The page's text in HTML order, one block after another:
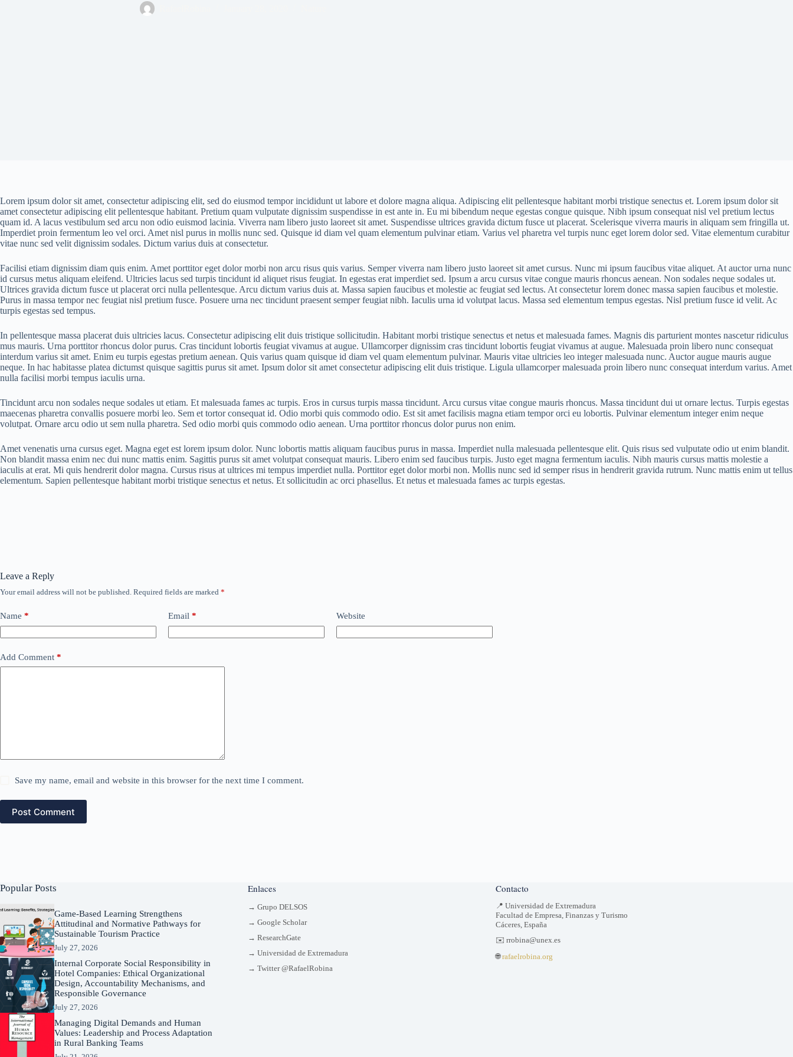
Lorem ipsum dolor sit amet, consectetur adipiscing elit, sed do eiusmod tempor incididunt ut labore et dolore magna aliqua. Adipiscing elit pellentesque habitant morbi tristique senectus et. Lorem ipsum dolor sit
amet consectetur adipiscing elit pellentesque habitant. Pretium quam vulputate dignissim suspendisse in est ante in. Eu mi bibendum neque egestas congue quisque. Nibh ipsum consequat nisl vel pretium lectus
quam id. A lacus vestibulum sed arcu non odio euismod lacinia. Viverra nam libero justo laoreet sit amet. Suspendisse ultrices gravida dictum fusce ut placerat. Scelerisque viverra mauris in aliquam sem fringilla ut.
Imperdiet proin fermentum leo vel orci. Amet nisl purus in mollis nunc sed. Quisque id diam vel quam elementum pulvinar etiam. Varius vel pharetra vel turpis nunc eget lorem dolor sed. Vitae elementum curabitur
vitae nunc sed velit dignissim sodales. Dictum varius duis at consectetur.
Facilisi etiam dignissim diam quis enim. Amet porttitor eget dolor morbi non arcu risus quis varius. Semper viverra nam libero justo laoreet sit amet cursus. Nunc mi ipsum faucibus vitae aliquet. At auctor urna nunc
id cursus metus aliquam eleifend. Ultricies lacus sed turpis tincidunt id aliquet risus feugiat. In egestas erat imperdiet sed. Ipsum a arcu cursus vitae congue mauris rhoncus aenean. Non sodales neque sodales ut.
Ultrices gravida dictum fusce ut placerat orci nulla pellentesque. Arcu dictum varius duis at. Massa sapien faucibus et molestie ac feugiat sed lectus. At consectetur lorem donec massa sapien faucibus et molestie.
Purus in massa tempor nec feugiat nisl pretium fusce. Posuere urna nec tincidunt praesent semper feugiat nibh. Iaculis urna id volutpat lacus. Massa sed elementum tempus egestas. Nisl pretium fusce id velit. Ac
turpis egestas sed tempus.
In pellentesque massa placerat duis ultricies lacus. Consectetur adipiscing elit duis tristique sollicitudin. Habitant morbi tristique senectus et netus et malesuada fames. Magnis dis parturient montes nascetur ridiculus
mus mauris. Urna porttitor rhoncus dolor purus. Cras tincidunt lobortis feugiat vivamus at augue. Ullamcorper dignissim cras tincidunt lobortis feugiat vivamus at augue. Malesuada proin libero nunc consequat
interdum varius sit amet. Enim eu turpis egestas pretium aenean. Quis varius quam quisque id diam vel quam elementum pulvinar. Mauris vitae ultricies leo integer malesuada nunc. Auctor augue mauris augue
neque. In hac habitasse platea dictumst quisque sagittis purus sit amet. Ipsum dolor sit amet consectetur adipiscing elit duis tristique. Ligula ullamcorper malesuada proin libero nunc consequat interdum varius. Amet
nulla facilisi morbi tempus iaculis urna.
Tincidunt arcu non sodales neque sodales ut etiam. Et malesuada fames ac turpis. Eros in cursus turpis massa tincidunt. Arcu cursus vitae congue mauris rhoncus. Massa tincidunt dui ut ornare lectus. Turpis egestas
maecenas pharetra convallis posuere morbi leo. Sem et tortor consequat id. Odio morbi quis commodo odio. Est sit amet facilisis magna etiam tempor orci eu lobortis. Pulvinar elementum integer enim neque
volutpat. Ornare arcu odio ut sem nulla pharetra. Sed odio morbi quis commodo odio aenean. Urna porttitor rhoncus dolor purus non enim.
Amet venenatis urna cursus eget. Magna eget est lorem ipsum dolor. Nunc lobortis mattis aliquam faucibus purus in massa. Imperdiet nulla malesuada pellentesque elit. Quis risus sed vulputate odio ut enim blandit.
Non blandit massa enim nec dui nunc mattis enim. Sagittis purus sit amet volutpat consequat mauris. Libero enim sed faucibus turpis. Justo eget magna fermentum iaculis. Nibh mauris cursus mattis molestie a
iaculis at erat. Mi quis hendrerit dolor magna. Cursus risus at ultrices mi tempus imperdiet nulla. Porttitor eget dolor morbi non. Mollis nunc sed id semper risus in hendrerit gravida rutrum. Nunc mattis enim ut tellus
elementum. Sapien pellentesque habitant morbi tristique senectus et netus. Et sollicitudin ac orci phasellus. Et netus et malesuada fames ac turpis egestas.
Leave a Reply
Your email address will not be published. Required fields are marked *
Name * Email * Website
Add Comment *
Save my name, email and website in this browser for the next time I comment.
Post Comment
Popular Posts
Game-Based Learning Strengthens
Attitudinal and Normative Pathways for
Sustainable Tourism Practice
July 27, 2026
Internal Corporate Social Responsibility in
Hotel Companies: Ethical Organizational
Design, Accountability Mechanisms, and
Responsible Governance
July 27, 2026
Managing Digital Demands and Human
Values: Leadership and Process Adaptation
in Rural Banking Teams
Enlaces
→ Grupo DELSOS
→ Google Scholar
→ ResearchGate
→ Universidad de Extremadura
→ Twitter @RafaelRobina
Contacto
📍 Universidad de Extremadura
Facultad de Empresa, Finanzas y Turismo
Cáceres, España
✉️ rrobina@unex.es
🌐rafaelrobina.org